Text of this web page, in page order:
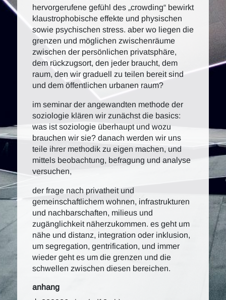
hervorgerufene gefühl des „crowding“ bewirkt
klaustrophobische effekte und physischen
sowie psychischen stress. aber wo liegen die
grenzen und möglichen zwischenräume
zwischen der persönlichen privatsphäre,
dem rückzugsort, den jeder braucht, dem
raum, den wir graduell zu teilen bereit sind
und dem öffentlichen urbanen raum?
im seminar der angewandten methode der
soziologie klären wir zunächst die basics:
was ist soziologie überhaupt und wozu
brauchen wir sie? danach werden wir uns
teile ihrer methodik zu eigen machen, und
mittels beobachtung, befragung und analyse
versuchen,
der frage nach privatheit und
gemeinschaftlichem wohnen, infrastrukturen
und nachbarschaften, milieus und
zugänglichkeit näherzukommen. es geht um
nähe und distanz, integration oder inklusion,
um segregation, gentrification, und immer
wieder geht es um die grenzen und die
schwellen zwischen diesen bereichen.
anhang